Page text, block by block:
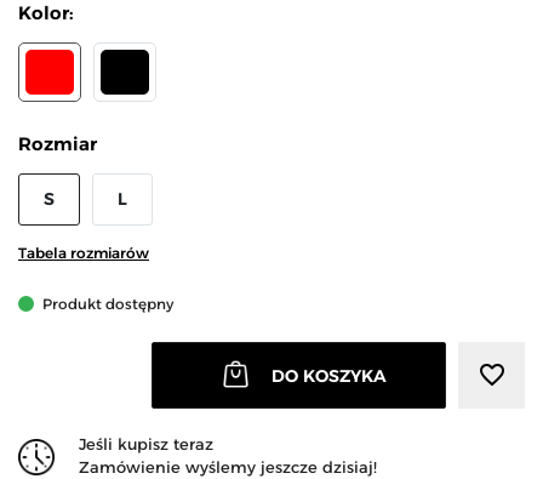
Kolor:
Rozmiar
S L
Tabela rozmiarów
Produkt dostępny
DO KOSZYKA favorite_border
Jeśli kupisz teraz
Zamówienie wyślemy jeszcze dzisiaj!